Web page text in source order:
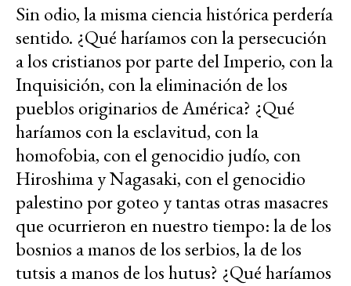
Sin odio, la misma ciencia histórica perdería
sentido. ¿Qué haríamos con la persecución
a los cristianos por parte del Imperio, con la
Inquisición, con la eliminación de los
pueblos originarios de América? ¿Qué
haríamos con la esclavitud, con la
homofobia, con el genocidio judío, con
Hiroshima y Nagasaki, con el genocidio
palestino por goteo y tantas otras masacres
que ocurrieron en nuestro tiempo: la de los
bosnios a manos de los serbios, la de los
tutsis a manos de los hutus? ¿Qué haríamos